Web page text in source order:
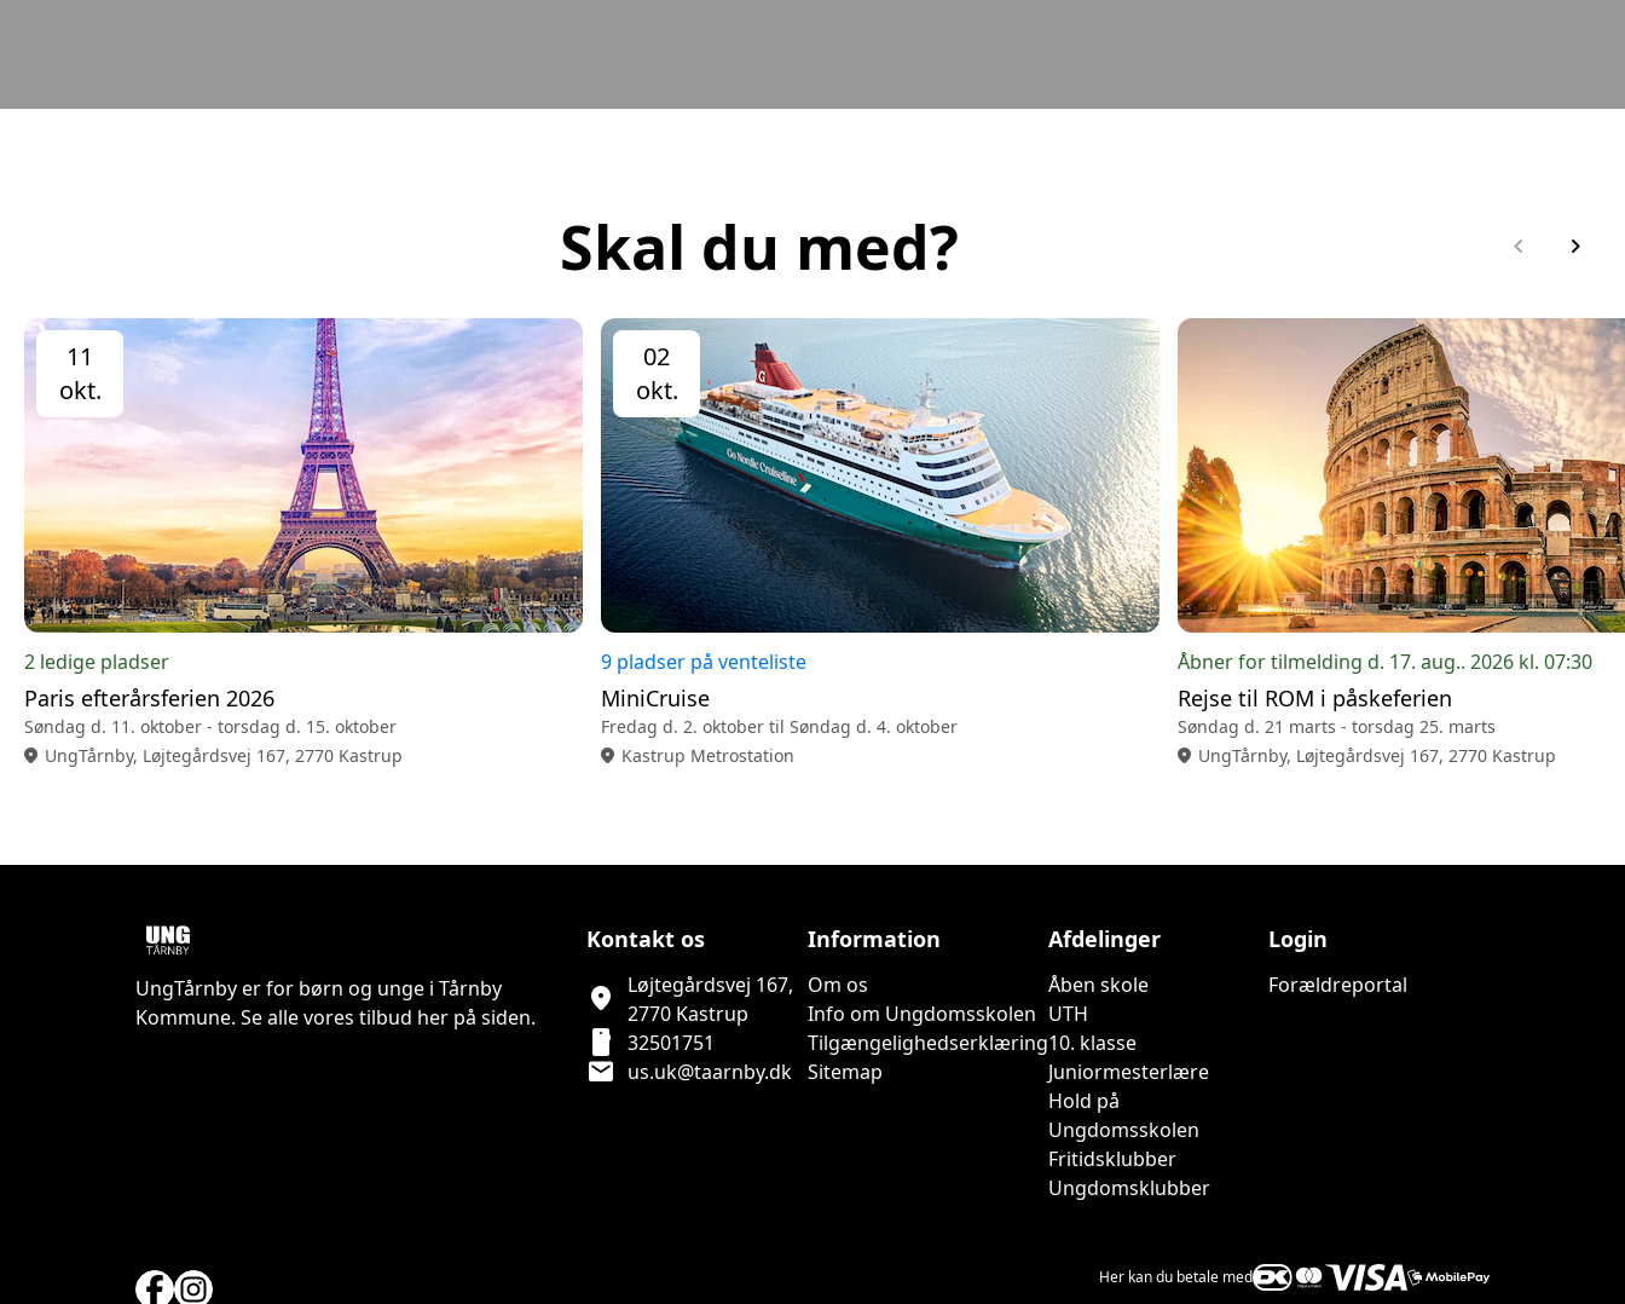
Skal du med? chevron_left chevron_right
11
okt.
2 ledige pladser
Paris efterårsferien 2026
Søndag d. 11. oktober - torsdag d. 15. oktober
location_on UngTårnby, Løjtegårdsvej 167, 2770 Kastrup
02
okt.
9 pladser på venteliste
MiniCruise
Fredag d. 2. oktober til Søndag d. 4. oktober
location_on Kastrup Metrostation
Åbner for tilmelding d. 17. aug.. 2026 kl. 07:30
Rejse til ROM i påskeferien
Søndag d. 21 marts - torsdag 25. marts
location_on UngTårnby, Løjtegårdsvej 167, 2770 Kastrup
UngTårnby er for børn og unge i Tårnby
Kommune. Se alle vores tilbud her på siden.
Kontakt os
location_on
Løjtegårdsvej 167,
2770 Kastrup
smartphone 32501751
mail us.uk@taarnby.dk
Information
Om os
Info om Ungdomsskolen
Tilgængelighedserklæring
Sitemap
Afdelinger
Åben skole
UTH
10. klasse
Juniormesterlære
Hold på
Ungdomsskolen
Fritidsklubber
Ungdomsklubber
Login
Forældreportal
Her kan du betale med